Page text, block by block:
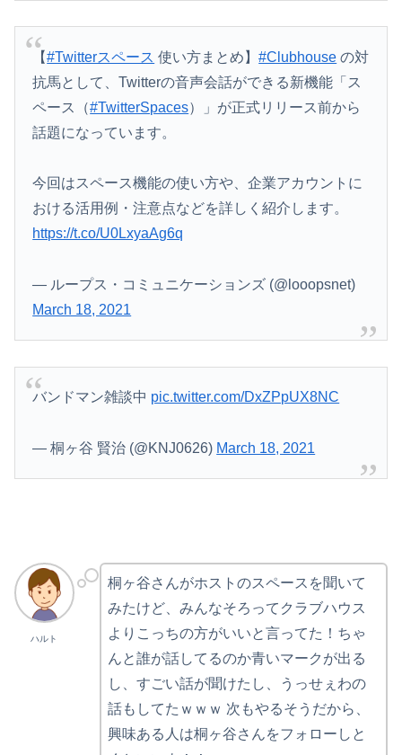
【#Twitterスペース 使い方まとめ】#Clubhouse の対
抗馬として、Twitterの音声会話ができる新機能「ス
ペース（#TwitterSpaces）」が正式リリース前から
話題になっています。
今回はスペース機能の使い方や、企業アカウントに
おける活用例・注意点などを詳しく紹介します。
https://t.co/U0LxyaAg6q
— ループス・コミュニケーションズ (@looopsnet)
March 18, 2021
バンドマン雑談中 pic.twitter.com/DxZPpUX8NC
— 桐ヶ谷 賢治 (@KNJ0626) March 18, 2021
ハルト
桐ヶ谷さんがホストのスペースを聞いて
みたけど、みんなそろってクラブハウス
よりこっちの方がいいと言ってた！ちゃ
んと誰が話してるのか青いマークが出る
し、すごい話が聞けたし、うっせぇわの
話もしてたｗｗｗ 次もやるそうだから、
興味ある人は桐ヶ谷さんをフォローしと